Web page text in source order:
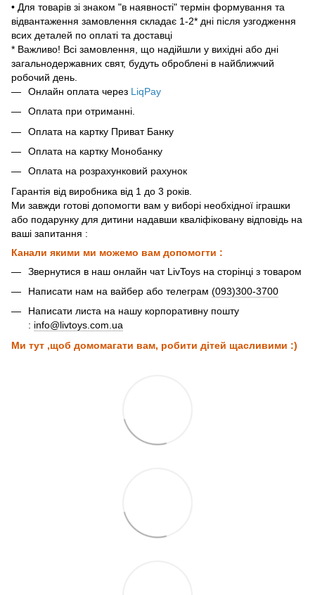
• Для товарів зі знаком "в наявності" термін формування та
відвантаження замовлення складає 1-2* дні після узгодження
всих деталей по оплаті та доставці
* Важливо! Всі замовлення, що надійшли у вихідні або дні
загальнодержавних свят, будуть оброблені в найближчий
робочий день.
Онлайн оплата через LiqPay
Оплата при отриманні.
Оплата на картку Приват Банку
Оплата на картку Монобанку
Оплата на розрахунковий рахунок
Гарантія від виробника від 1 до 3 років.
Ми завжди готові допомогти вам у виборі необхідної іграшки
або подарунку для дитини надавши кваліфіковану відповідь на
ваші запитання :
Канали якими ми можемо вам допомогти :
Звернутися в наш онлайн чат LivToys на сторінці з товаром
Написати нам на вайбер або телеграм (093)300-3700
Написати листа на нашу корпоративну пошту
: info@livtoys.com.ua
Ми тут ,щоб домомагати вам, робити дітей щасливими :)